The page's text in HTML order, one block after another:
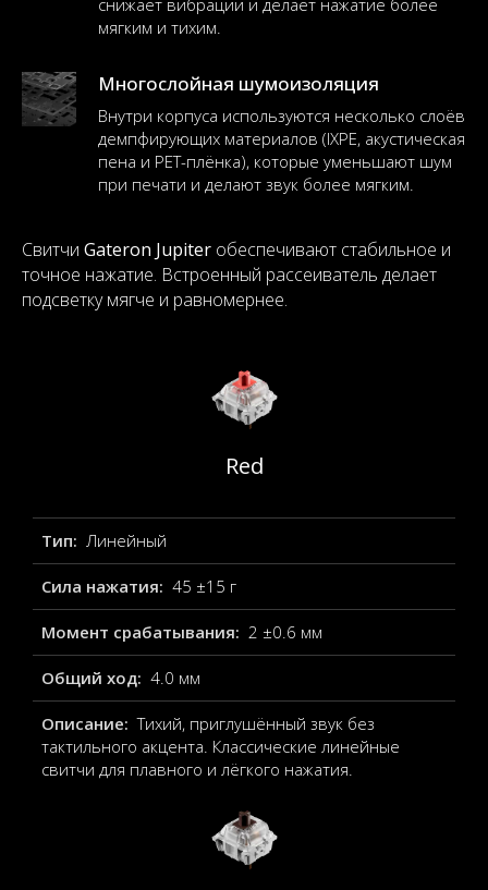
снижает вибрации и делает нажатие более
мягким и тихим.
Многослойная шумоизоляция
Внутри корпуса используются несколько слоёв
демпфирующих материалов (IXPE, акустическая
пена и PET-плёнка), которые уменьшают шум
при печати и делают звук более мягким.
Свитчи Gateron Jupiter обеспечивают стабильное и
точное нажатие. Встроенный рассеиватель делает
подсветку мягче и равномернее.
Red
Тип: Линейный
Сила нажатия: 45 ±15 г
Момент срабатывания: 2 ±0.6 мм
Общий ход: 4.0 мм
Описание: Тихий, приглушённый звук без
тактильного акцента. Классические линейные
свитчи для плавного и лёгкого нажатия.